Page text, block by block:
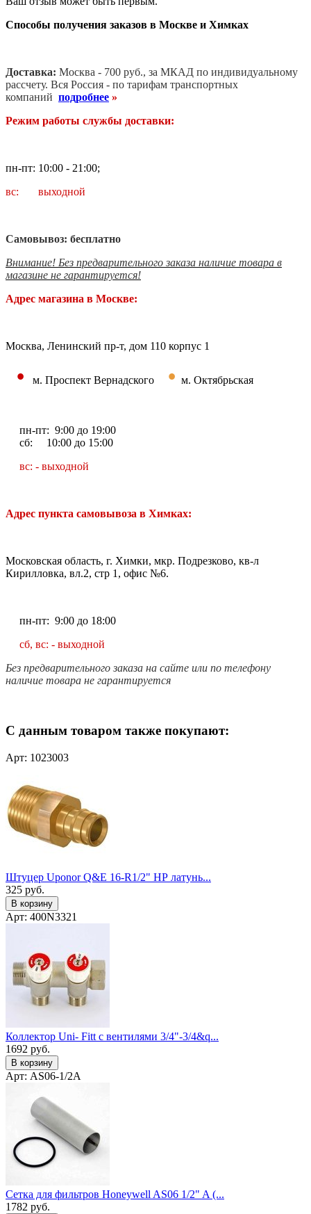
Способы получения заказов в Москве и Химках
Доставка: Москва - 700 руб., за МКАД по индивидуальному
рассчету. Вся Россия - по тарифам транспортных
компаний подробнее »
Режим работы службы доставки:
пн-пт: 10:00 - 21:00;
вс: выходной
Самовывоз: бесплатно
Внимание! Без предварительного заказа наличие товара в
магазине не гарантируется!
Адрес магазина в Москве:
Москва, Ленинский пр-т, дом 110 корпус 1
• м. Проспект Вернадского • м. Октябрьская
пн-пт: 9:00 до 19:00
сб: 10:00 до 15:00
вс: - выходной
Адрес пункта самовывоза в Химках:
Московская область, г. Химки, мкр. Подрезково, кв-л
Кирилловка, вл.2, стр 1, офис №6.
пн-пт: 9:00 до 18:00
сб, вс: - выходной
Без предварительного заказа на сайте или по телефону
наличие товара не гарантируется
С данным товаром также покупают:
Арт: 1023003
Штуцер Uponor Q&E 16-R1/2" НР латунь...
325 руб.
В корзину
Арт: 400N3321
Коллектор Uni- Fitt с вентилями 3/4"-3/4&q...
1692 руб.
В корзину
Арт: AS06-1/2A
Сетка для фильтров Honeywell AS06 1/2" A (...
1782 руб.